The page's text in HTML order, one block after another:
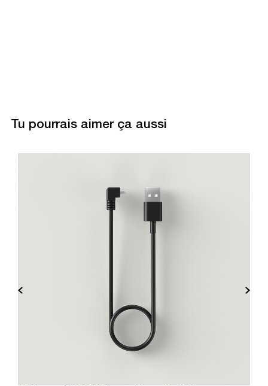
Tu pourrais aimer ça aussi